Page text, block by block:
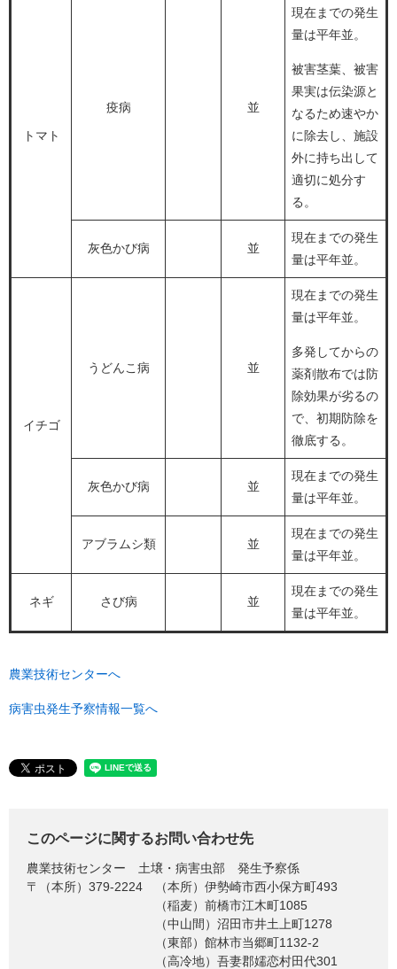
トマト
疫病 並
現在までの発生
量は平年並。
被害茎葉、被害
果実は伝染源と
なるため速やか
に除去し、施設
外に持ち出して
適切に処分す
る。
灰色かび病 並
現在までの発生
量は平年並。
イチゴ
うどんこ病 並
現在までの発生
量は平年並。
多発してからの
薬剤散布では防
除効果が劣るの
で、初期防除を
徹底する。
灰色かび病 並
現在までの発生
量は平年並。
アブラムシ類 並
現在までの発生
量は平年並。
ネギ さび病 並
現在までの発生
量は平年並。
農業技術センターへ
病害虫発生予察情報一覧へ
このページに関するお問い合わせ先
農業技術センター
土壌・病害虫部 発生予察係
〒（本所）379-2224
（本所）伊勢崎市西小保方町493
（稲麦）前橋市江木町1085
（中山間）沼田市井土上町1278
（東部）館林市当郷町1132-2
（高冷地）吾妻郡嬬恋村田代301